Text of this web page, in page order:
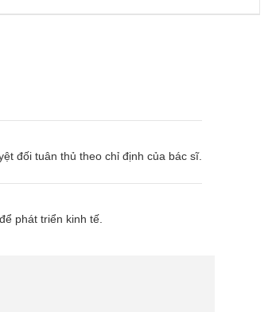
đối tuân thủ theo chỉ định của bác sĩ.
phát triển kinh tế.